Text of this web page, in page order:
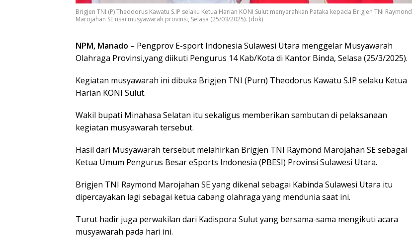
Brigjen TNI (P) Theodorus Kawatu S.IP selaku Ketua Harian KONI Sulut menyerahkan Pataka kepada Brigjen TNI Raymond
Marojahan SE usai musyawarah provinsi, Selasa (25/03/2025). (dok)
NPM, Manado – Pengprov E-sport Indonesia Sulawesi Utara menggelar Musyawarah
Olahraga Provinsi,yang diikuti Pengurus 14 Kab/Kota di Kantor Binda, Selasa (25/3/2025).
Kegiatan musyawarah ini dibuka Brigjen TNI (Purn) Theodorus Kawatu S.IP selaku Ketua
Harian KONI Sulut.
Wakil bupati Minahasa Selatan itu sekaligus memberikan sambutan di pelaksanaan
kegiatan musyawarah tersebut.
Hasil dari Musyawarah tersebut melahirkan Brigjen TNI Raymond Marojahan SE sebagai
Ketua Umum Pengurus Besar eSports Indonesia (PBESI) Provinsi Sulawesi Utara.
Brigjen TNI Raymond Marojahan SE yang dikenal sebagai Kabinda Sulawesi Utara itu
dipercayakan lagi sebagai ketua cabang olahraga yang mendunia saat ini.
Turut hadir juga perwakilan dari Kadispora Sulut yang bersama-sama mengikuti acara
musyawarah pada hari ini.